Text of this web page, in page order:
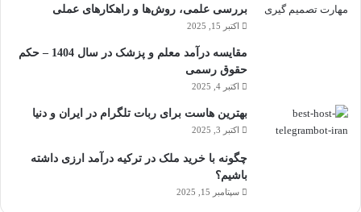
بررسی علمی، روش‌ها و راهکارهای عملی
اکتبر 15, 2025
مقایسه درآمد معلم و پزشک در سال 1404 – حکم
حقوق رسمی
اکتبر 4, 2025
بهترین هاست برای ربات تلگرام در ایران و دنیا
اکتبر 3, 2025
چگونه با خرید ملک در ترکیه درآمد ارزی داشته
باشیم؟
سپتامبر 15, 2025